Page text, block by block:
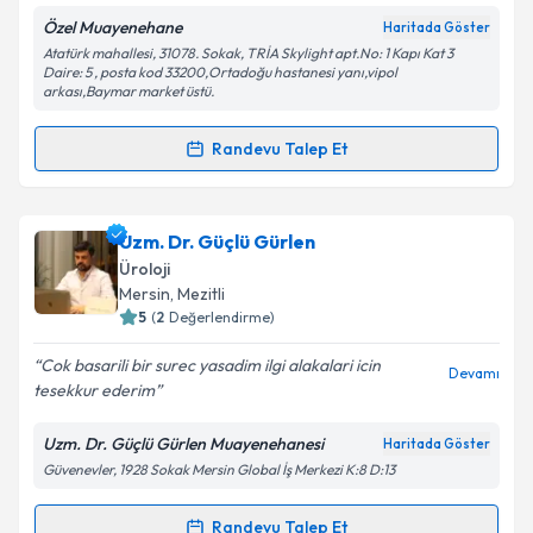
Kişisel verilerimin işlenmesine ilişkinAydınlatma
Metni'ni okudum ve kişisel verilerimin belirtilen
Özel Muayenehane Haritada Göster
Atatürk mahallesi, 31078. Sokak, TRİA Skylight apt.No: 1 Kapı Kat 3
Daire: 5 , posta kod 33200,Ortadoğu hastanesi yanı,vipol
arkası,Baymar market üstü.
Randevu Talep Et
Randevu Takvimi Talebi
Prof. Dr. İ. Türkay Özcaniçin randevu takvimi talebi
oluşturun. Size bu uzmandan randevu almanız için bir
takvim hazırlandığında e-posta ile bilgilendireceğiz.
Kişisel verilerimin işlenmesine ilişkin
Aydınlatma
Metni'ni okudum ve kişisel verilerimin belirtilen
kapsamda işlenmesini kabul ediyorum.
Uzm. Dr. Güçlü Gürlen
Üroloji
Mersin, Mezitli
5 (2 Değerlendirme)
Cok basarili bir surec yasadim ilgi alakalari icin
tesekkur ederim
Devamı
Uzm. Dr. Güçlü Gürlen Muayenehanesi Haritada Göster
Güvenevler, 1928 Sokak Mersin Global İş Merkezi K:8 D:13
Randevu Talep Et